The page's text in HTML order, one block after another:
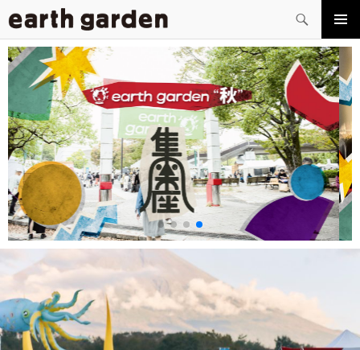
索
メイン
メニュ
ー
コ
ン
テ
へ
ス
キ
ッ
プ